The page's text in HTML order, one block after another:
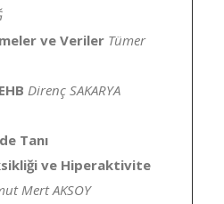
ve Veriler Tümer
Direnç SAKARYA
Tanı
ve Hiperaktivite
Mert AKSOY